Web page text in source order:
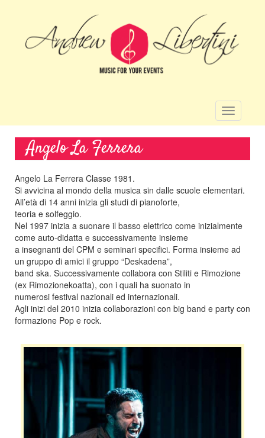
principale
Toggle
Angelo La Ferrera
Angelo La Ferrera Classe 1981.
Si avvicina al mondo della musica sin dalle scuole elementari.
All’età di 14 anni inizia gli studi di pianoforte,
teoria e solfeggio.
Nel 1997 inizia a suonare il basso elettrico come inizialmente
come auto-didatta e successivamente insieme
a insegnanti del CPM e seminari specifici. Forma insieme ad
un gruppo di amici il gruppo “Deskadena”,
band ska. Successivamente collabora con Stiliti e Rimozione
(ex Rimozionekoatta), con i quali ha suonato in
numerosi festival nazionali ed internazionali.
Agli inizi del 2010 inizia collaborazioni con big band e party con
formazione Pop e rock.